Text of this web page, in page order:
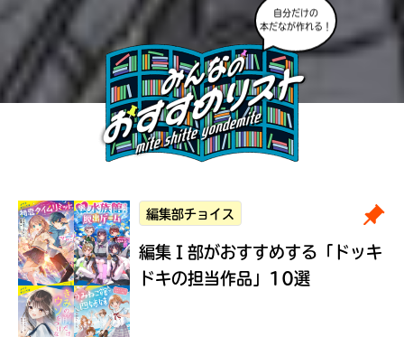
自分だけの
本だなが作れる！
編集部チョイス
編集Ｉ部がおすすめする 「ドッキ
ドキの担当作品」10選